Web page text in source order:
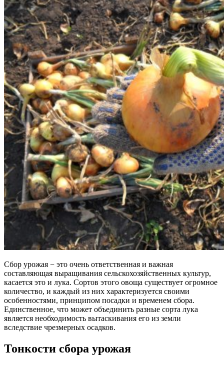
Сбор урожая − это очень ответственная и важная
составляющая выращивания сельскохозяйственных культур,
касается это и лука. Сортов этого овоща существует огромное
количество, и каждый из них характеризуется своими
особенностями, принципом посадки и временем сбора.
Единственное, что может объединить разные сорта лука
является необходимость вытаскивания его из земли
вследствие чрезмерных осадков.
Тонкости сбора урожая